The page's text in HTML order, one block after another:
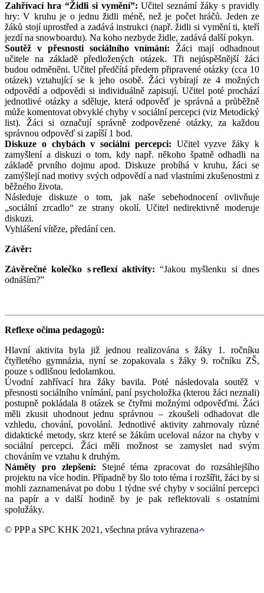
Zahřívací hra “Židli si vymění”: Učitel seznámí žáky s pravidly
hry: V kruhu je o jednu židli méně, než je počet hráčů. Jeden ze
žáků stojí uprostřed a zadává instrukci (např. židli si vymění ti, kteří
jezdí na snowboardu). Na koho nezbyde židle, zadává další pokyn.
Soutěž v přesnosti sociálního vnímání: Žáci mají odhadnout
učitele na základě předložených otázek. Tři nejúspěšnější žáci
budou odměněni. Učitel předčítá předem připravené otázky (cca 10
otázek) vztahující se k jeho osobě. Žáci vybírají ze 4 možných
odpovědí a odpovědi si individuálně zapisují. Učitel poté prochází
jednotlivé otázky a sděluje, která odpověď je správná a průběžně
může komentovat obvyklé chyby v sociální percepci (viz Metodický
list). Žáci si označují správně zodpovězené otázky, za každou
správnou odpověď si zapíší 1 bod.
Diskuze o chybách v sociální percepci: Učitel vyzve žáky k
zamyšlení a diskuzi o tom, kdy např. někoho špatně odhadli na
základě prvního dojmu apod. Diskuze probíhá v kruhu, žáci se
zamýšlejí nad motivy svých odpovědí a nad vlastními zkušenostmi z
běžného života.
Následuje diskuze o tom, jak naše sebehodnocení ovlivňuje
„sociální zrcadlo“ ze strany okolí. Učitel nedirektivně moderuje
diskuzi.
Vyhlášení vítěze, předání cen.
Závěr:
Závěrečné kolečko s reflexí aktivity: “Jakou myšlenku si dnes
odnáším?”
Reflexe očima pedagogů:
Hlavní aktivita byla již jednou realizována s žáky 1. ročníku
čtyřletého gymnázia, nyní se zopakovala s žáky 9. ročníku ZŠ,
pouze s odlišnou ledolamkou.
Úvodní zahřívací hra žáky bavila. Poté následovala soutěž v
přesnosti sociálního vnímání, paní psycholožka (kterou žáci neznali)
postupně pokládala 8 otázek se čtyřmi možnými odpověďmi. Žáci
měli zkusit uhodnout jednu správnou – zkoušeli odhadovat dle
vzhledu, chování, povolání. Jednotlivé aktivity zahrnovaly různé
didaktické metody, skrz které se žákům uceloval názor na chyby v
sociální percepci. Žáci měli možnost se zamyslet nad svým
chováním ve vztahu k druhým.
Náměty pro zlepšení: Stejné téma zpracovat do rozsáhlejšího
projektu na více hodin. Případně by šlo toto téma i rozšířit, žáci by si
mohli zaznamenávat po dobu 1 týdne své chyby v sociální percepci
na papír a v další hodině by je pak reflektovali s ostatními
spolužáky.
Navigace
© PPP a SPC KHK 2021, všechna práva vyhrazena Back